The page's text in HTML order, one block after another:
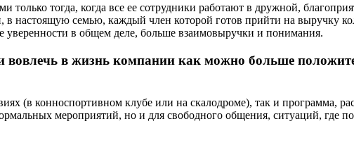
тогда, когда все ее сотрудники работают в дружной,
настоящую семью, каждый член которой готов прийти на выручку
уверенности в общем деле, больше взаимовыручки и понимания.
вовлечь в жизнь компании как можно больше
(в конноспортивном клубе или на скалодроме), так и программа,
мероприятий, но и для свободного общения, ситуаций, где